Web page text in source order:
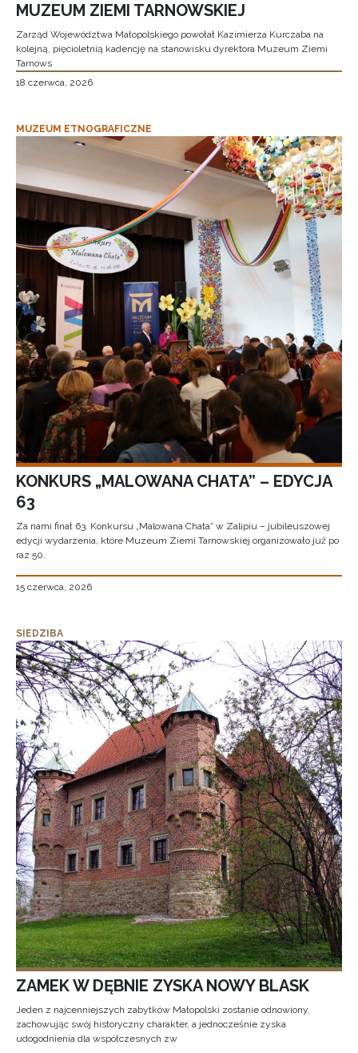
MUZEUM ZIEMI TARNOWSKIEJ
Zarząd Województwa Małopolskiego powołał Kazimierza Kurczaba na
kolejną, pięcioletnią kadencję na stanowisku dyrektora Muzeum Ziemi
Tarnows
18 czerwca, 2026
MUZEUM ETNOGRAFICZNE
KONKURS „MALOWANA CHATA” – EDYCJA
63
Za nami finał 63. Konkursu „Malowana Chata” w Zalipiu – jubileuszowej
edycji wydarzenia, które Muzeum Ziemi Tarnowskiej organizowało już po
raz 50.
15 czerwca, 2026
SIEDZIBA
ZAMEK W DĘBNIE ZYSKA NOWY BLASK
Jeden z najcenniejszych zabytków Małopolski zostanie odnowiony,
zachowując swój historyczny charakter, a jednocześnie zyska
udogodnienia dla współczesnych zw